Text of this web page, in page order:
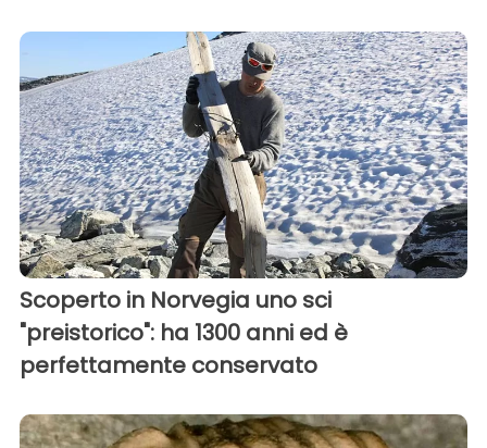
Scoperto in Norvegia uno sci
"preistorico": ha 1300 anni ed è
perfettamente conservato